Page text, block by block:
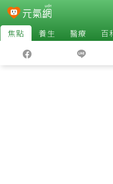
焦點 養生 醫療 百